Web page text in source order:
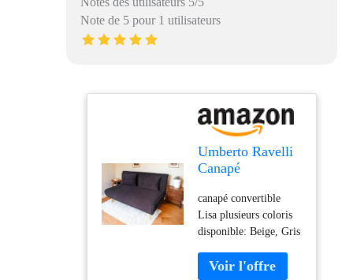
Note de 5 pour 1 utilisateurs
Umberto Ravelli
Canapé
(Noir)
canapé convertible
Lisa plusieurs coloris
disponible: Beige, Gris